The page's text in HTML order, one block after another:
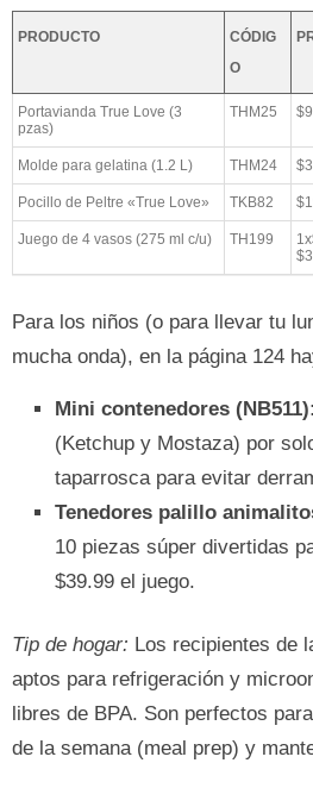
PRODUCTO
CÓDIG
O
Portavianda True Love (3
pzas)
THM25
Molde para gelatina (1.2 L) THM24
Pocillo de Peltre «True Love» TKB82
Juego de 4 vasos (275 ml c/u) TH199
Para los niños (o para llevar tu
mucha onda), en la página 124
Mini contenedores (NB511):
(Ketchup y Mostaza) por
taparrosca para evitar
Tenedores palillo
10 piezas súper divertidas
$39.99 el juego.
Tip de hogar: Los recipientes de
aptos para refrigeración y
libres de BPA. Son perfectos
de la semana (meal prep) y